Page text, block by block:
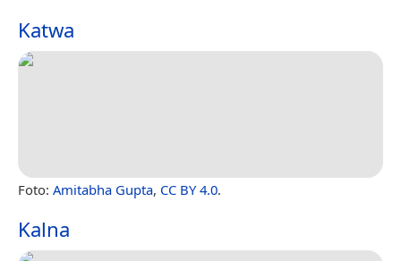
Katwa
Foto: Amitabha Gupta, CC BY 4.0.
Kalna